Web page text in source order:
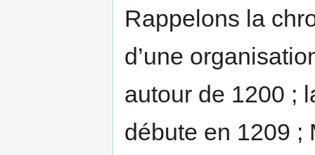
Rappelons la
d’une
autour de 1200 ;
débute en 1209 ;